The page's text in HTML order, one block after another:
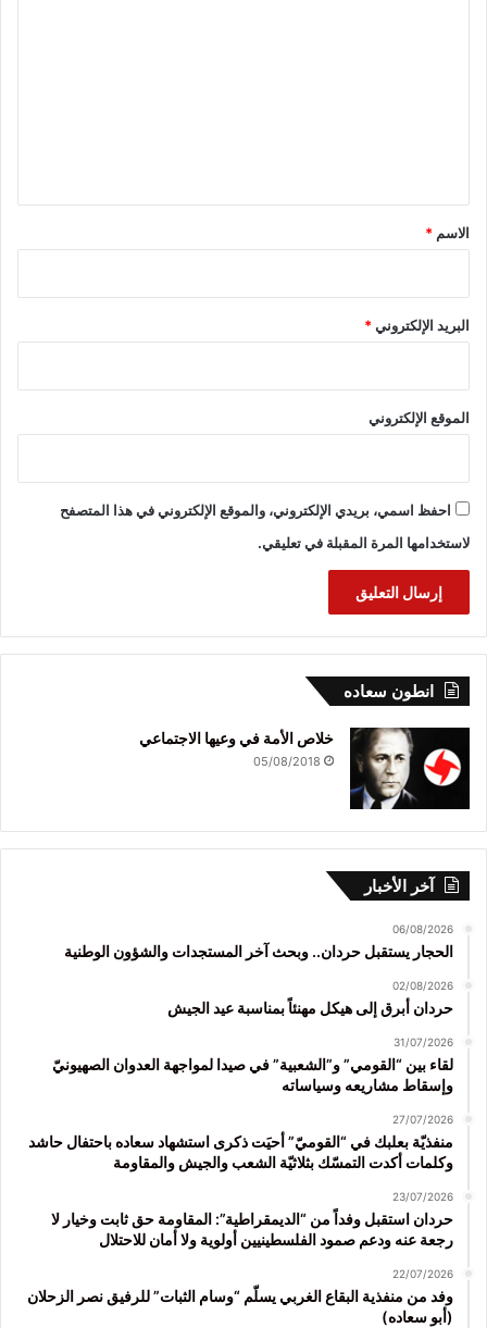
*
الاسم *
البريد الإلكتروني*
الموقع الإلكتروني
احفظ اسمي، بريدي الإلكتروني، والموقع الإلكتروني في هذا المتصفح
لاستخدامها المرة المقبلة في تعليقي.
انطون سعاده
خلاص الأمة في وعيها الاجتماعي
05/08/2018
آخر الأخبار
06/08/2026
الحجار يستقبل حردان.. وبحث آخر المستجدات والشؤون الوطنية
02/08/2026
حردان أبرق إلى هيكل مهنئاً بمناسبة عيد الجيش
31/07/2026
لقاء بين “القومي” و”الشعبية” في صيدا لمواجهة العدوان الصهيونيّ
وإسقاط مشاريعه وسياساته
27/07/2026
منفذيّة بعلبك في “القوميّ” أحيَت ذكرى استشهاد سعاده باحتفال حاشد
وكلمات أكدت التمسّك بثلاثيّة الشعب والجيش والمقاومة
23/07/2026
حردان استقبل وفداً من “الديمقراطية”: المقاومة حق ثابت وخيار لا
رجعة عنه ودعم صمود الفلسطينيين أولوية ولا أمان للاحتلال
22/07/2026
وفد من منفذية البقاع الغربي يسلّم “وسام الثبات” للرفيق نصر الزحلان
(أبو سعاده)